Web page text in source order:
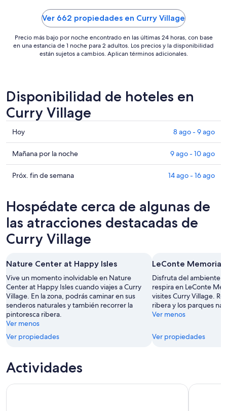
2
sep
Ver 662 propiedades en Curry Village
Precio más bajo por noche encontrado en las últimas 24 horas, con base
en una estancia de 1 noche para 2 adultos. Los precios y la disponibilidad
están sujetos a cambios. Aplican términos adicionales.
Disponibilidad de hoteles en
Curry Village
Consultar
precios
en
Curry
Village
8
-
9
Hoy 8 ago - 9 ago
Consultar
precios
en
para
mañana
por
la
noche,
9
-
10
ago
Mañana por la noche 9 ago - 10 ago
Consultar
Curry
Village
para
el
próximo
fin
semana,
14
ago
-
16
ago
Próx. fin de semana 14 ago - 16 ago
Hospédate cerca de algunas de
las atracciones destacadas de
Curry Village
Nature Center at Happy Isles
Vive un momento inolvidable en Nature
Center at Happy Isles cuando viajes a Curry
Village. En la zona, podrás caminar en sus
senderos naturales y también recorrer la
pintoresca ribera.
Ver menos
Ver propiedades
LeConte Memorial
Disfruta del ambiente
respira en LeConte
visites Curry Village.
ribera y los parques
Ver menos
Ver propiedades
Actividades
San Francisco: tour de un día por Yosemite y secuoyasExcursión